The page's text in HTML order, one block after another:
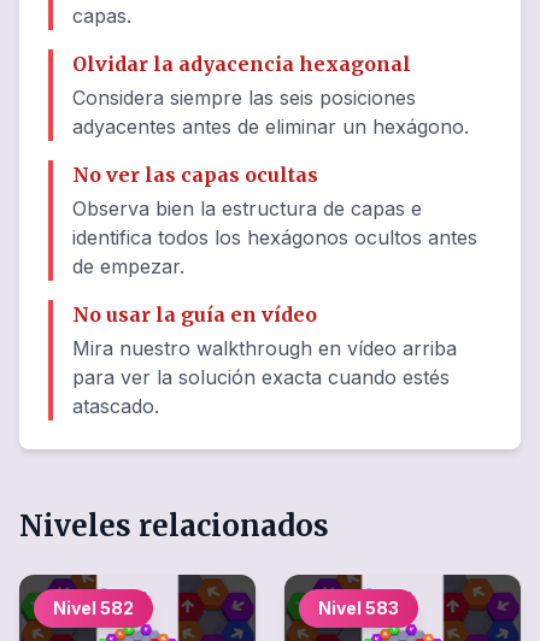
capas.
Olvidar la adyacencia hexagonal
Considera siempre las seis posiciones
adyacentes antes de eliminar un hexágono.
No ver las capas ocultas
Observa bien la estructura de capas e
identifica todos los hexágonos ocultos antes
de empezar.
No usar la guía en vídeo
Mira nuestro walkthrough en vídeo arriba
para ver la solución exacta cuando estés
atascado.
Niveles relacionados
Nivel 582 Nivel 583